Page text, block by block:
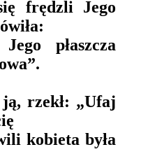
frędzli Jego
płaszcza
rzekł: „Ufaj
kobieta była